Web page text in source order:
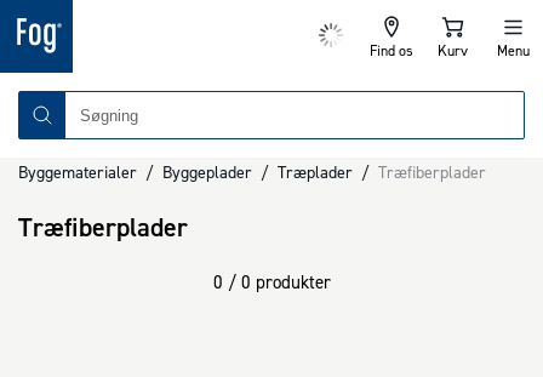
Find os Kurv Menu
Byggematerialer / Byggeplader / Træplader / Træfiberplader
Træfiberplader
0 / 0 produkter